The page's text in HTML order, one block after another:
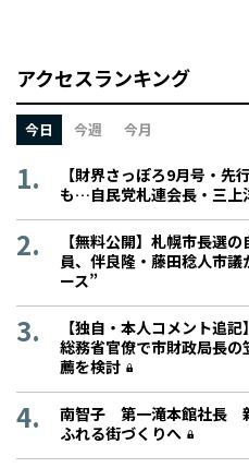
アクセスランキング
今日 今週 今月
【財界さっぽろ9月号・先
も…自民党札連会長・三上
【無料公開】札幌市長選
員、伴良隆・藤田稔人市
ース”
【独自・本人コメント追
総務省官僚で市財政局長
薦を検討
南智子 第一滝本館社長
ふれる街づくりへ